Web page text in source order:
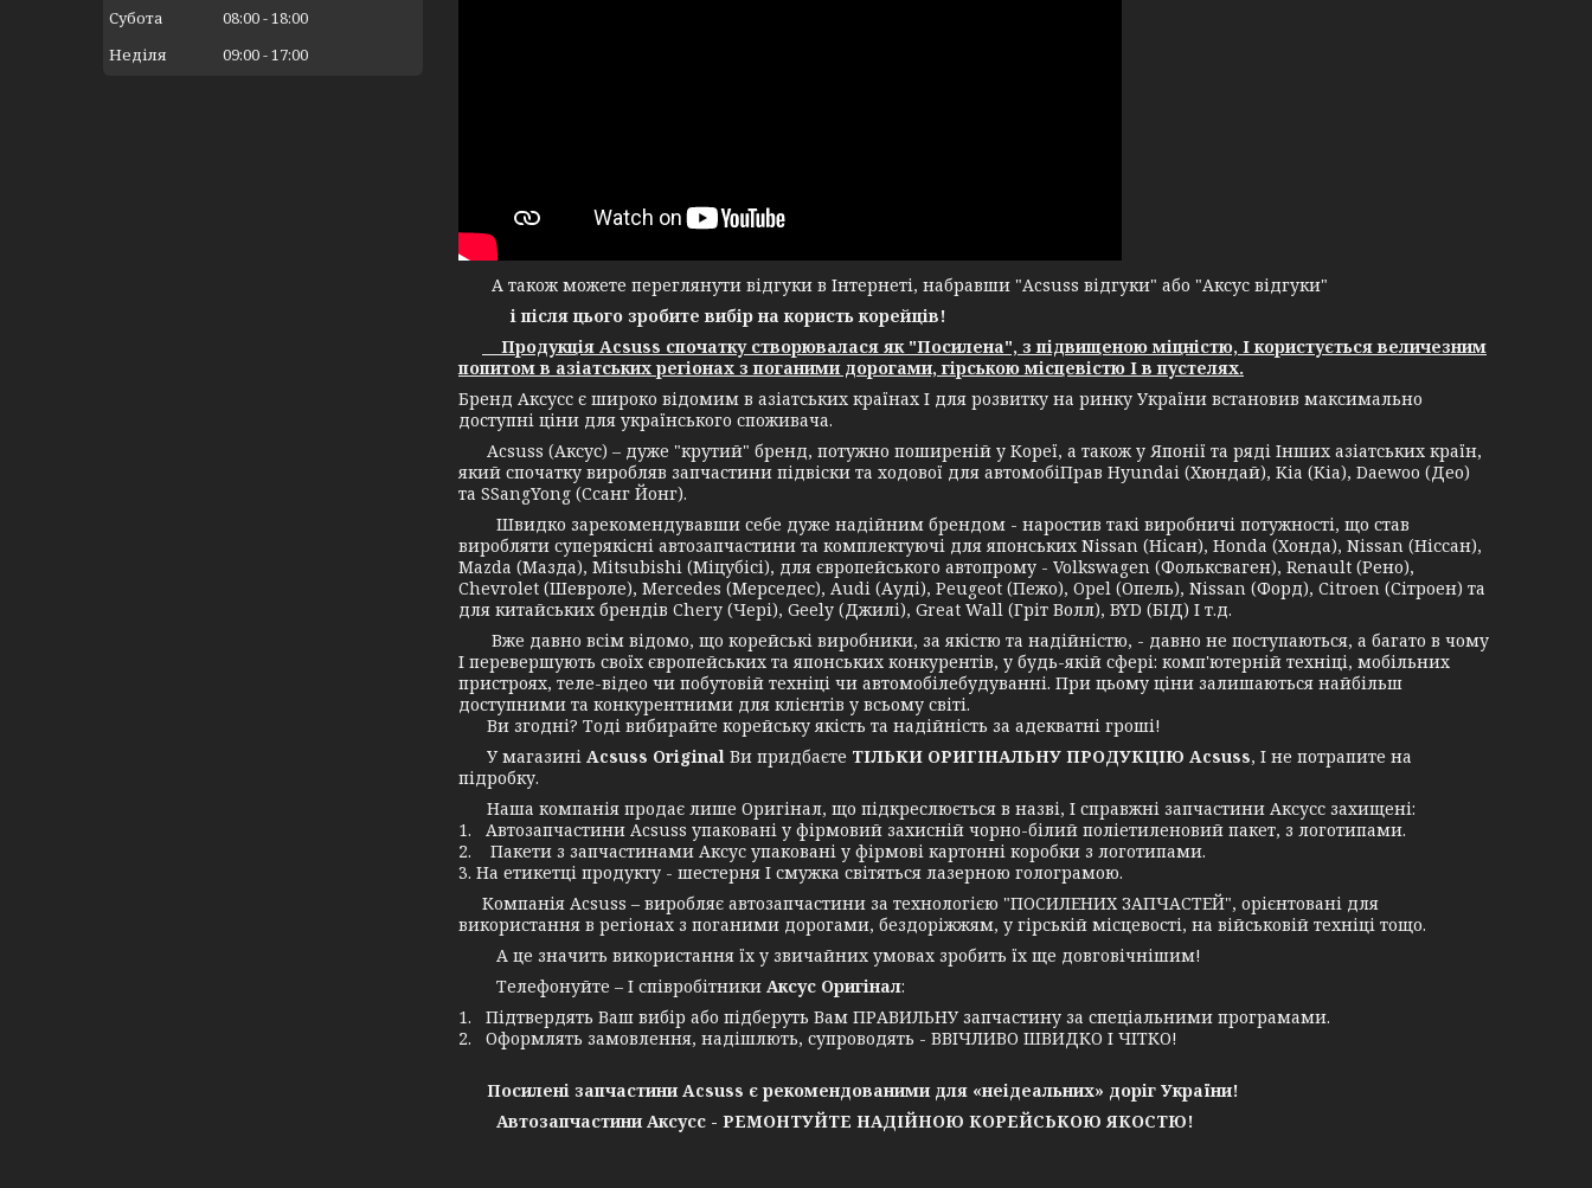
А також можете переглянути відгуки в Інтернеті, набравши "Acsuss відгуки" або "Аксус відгуки"
і після цього зробите вибір на користь корейців!
Продукція Acsuss спочатку створювалася як "Посилена", з підвищеною міцністю, І користується величезним
попитом в азіатських регіонах з поганими дорогами, гірською місцевістю І в пустелях.
Бренд Аксусс є широко відомим в азіатських країнах І для розвитку на ринку України встановив максимально
доступні ціни для українського споживача.
Acsuss (Аксус) – дуже "крутий" бренд, потужно поширеній у Кореї, а також у Японії та ряді Інших азіатських країн,
який спочатку виробляв запчастини підвіски та ходової для автомобіПрав Hyundai (Хюндай), Kia (Кіа), Daewoo (Део)
та SSangYong (Ссанг Йонг).
Швидко зарекомендувавши себе дуже надійним брендом - наростив такі виробничі потужності, що став
виробляти суперякісні автозапчастини та комплектуючі для японських Nissan (Нісан), Honda (Хонда), Nissan (Ніссан),
Mazda (Мазда), Mitsubishi (Міцубісі), для європейського автопрому - Volkswagen (Фольксваген), Renault (Рено),
Chevrolet (Шевроле), Mercedes (Мерседес), Audi (Ауді), Peugeot (Пежо), Opel (Опель), Nissan (Форд), Citroen (Сітроен) та
для китайських брендів Chery (Чері), Geely (Джилі), Great Wall (Гріт Волл), BYD (БІД) І т.д.
Вже давно всім відомо, що корейські виробники, за якістю та надійністю, - давно не поступаються, а багато в чому
І перевершують своїх європейських та японських конкурентів, у будь-якій сфері: комп'ютерній техніці, мобільних
пристроях, теле-відео чи побутовій техніці чи автомобілебудуванні. При цьому ціни залишаються найбільш
доступними та конкурентними для клієнтів у всьому світі.
Ви згодні? Тоді вибирайте корейську якість та надійність за адекватні гроші!
У магазині Acsuss Original Ви придбаєте ТІЛЬКИ ОРИГІНАЛЬНУ ПРОДУКЦІЮ Acsuss, І не потрапите на
підробку.
Наша компанія продає лише Оригінал, що підкреслюється в назві, І справжні запчастини Аксусс захищені:
1. Автозапчастини Acsuss упаковані у фірмовий захисній чорно-білий поліетиленовий пакет, з логотипами.
2. Пакети з запчастинами Аксус упаковані у фірмові картонні коробки з логотипами.
3. На етикетці продукту - шестерня І смужка світяться лазерною голограмою.
Компанія Acsuss – виробляє автозапчастини за технологією "ПОСИЛЕНИХ ЗАПЧАСТЕЙ", орієнтовані для
використання в регіонах з поганими дорогами, бездоріжжям, у гірській місцевості, на військовій техніці тощо.
А це значить використання їх у звичайних умовах зробить їх ще довговічнішим!
Телефонуйте – І співробітники Аксус Оригінал:
1. Підтвердять Ваш вибір або підберуть Вам ПРАВИЛЬНУ запчастину за спеціальними програмами.
2. Оформлять замовлення, надішлють, супроводять - ВВІЧЛИВО ШВИДКО І ЧІТКО!
Посилені запчастини Acsuss є рекомендованими для «неідеальних» доріг України!
Автозапчастини Аксусс - РЕМОНТУЙТЕ НАДІЙНОЮ КОРЕЙСЬКОЮ ЯКОСТЮ!
Субота
08:00 18:00
Неділя
09:00 17:00